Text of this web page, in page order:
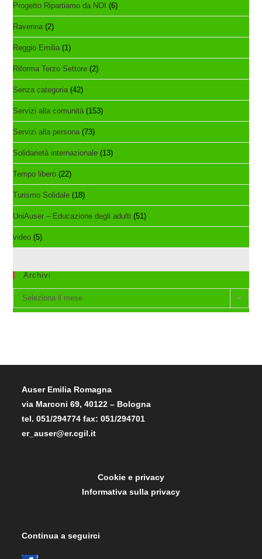
Progetto Ripartiamo da NOI (6)
Ravenna (2)
Reggio Emilia (1)
Riforma Terzo Settore (2)
Senza categoria (42)
Servizi alla comunità (153)
Servizi alla persona (73)
Solidarietà internazionale (13)
Tempo libero (22)
Turismo Solidale (18)
UniAuser – Educazione degli adulti (51)
video (5)
Archivi
Archivi
Seleziona il mese
Auser Emilia Romagna
via Marconi 69, 40122 – Bologna
tel. 051/294774 fax: 051/294701
er_auser@er.cgil.it
Cookie e privacy
Informativa sulla privacy
Continua a seguirci